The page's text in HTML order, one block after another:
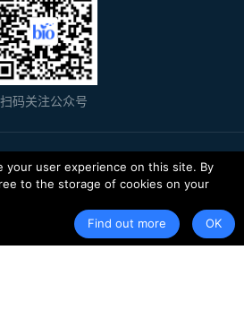
扫码关注公众号
2331-8325
your user experience on this site. By
to the storage of cookies on your
Find out more
OK